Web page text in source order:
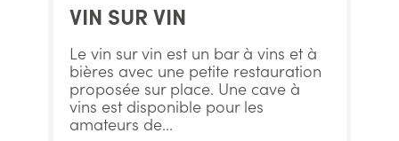
VIN SUR VIN
Le vin sur vin est un bar à vins et à
bières avec une petite restauration
proposée sur place. Une cave à
vins est disponible pour les
amateurs de...